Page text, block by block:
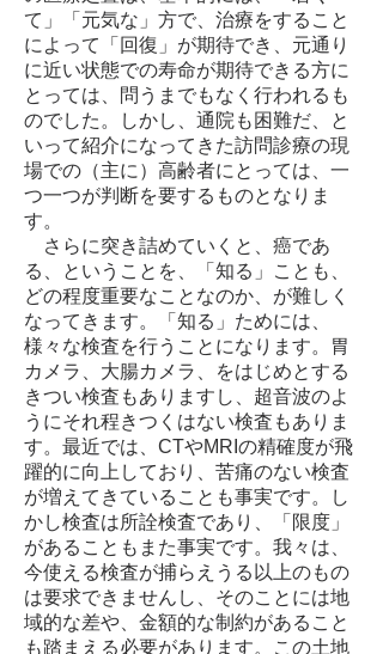
て」「元気な」方で、治療をすること
によって「回復」が期待でき、元通り
に近い状態での寿命が期待できる方に
とっては、問うまでもなく行われるも
のでした。しかし、通院も困難だ、と
いって紹介になってきた訪問診療の現
場での（主に）高齢者にとっては、一
つ一つが判断を要するものとなりま
す。
さらに突き詰めていくと、癌であ
る、ということを、「知る」ことも、
どの程度重要なことなのか、が難しく
なってきます。「知る」ためには、
様々な検査を行うことになります。胃
カメラ、大腸カメラ、をはじめとする
きつい検査もありますし、超音波のよ
うにそれ程きつくはない検査もありま
す。最近では、CTやMRIの精確度が飛
躍的に向上しており、苦痛のない検査
が増えてきていることも事実です。し
かし検査は所詮検査であり、「限度」
があることもまた事実です。我々は、
今使える検査が捕らえうる以上のもの
は要求できませんし、そのことには地
域的な差や、金額的な制約があること
も踏まえる必要があります。この土地